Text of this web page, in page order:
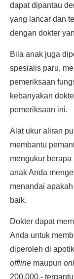
dapat dipantau
yang lancar dan
dengan dokter
Bila anak juga
spesialis paru,
pemeriksaan
kebanyakan
pemeriksaan ini.
Alat ukur aliran
membantu
mengukur
anak Anda
menandai
baik.
Dokter dapat
Anda untuk
diperoleh di
offline maupun
200.000,-